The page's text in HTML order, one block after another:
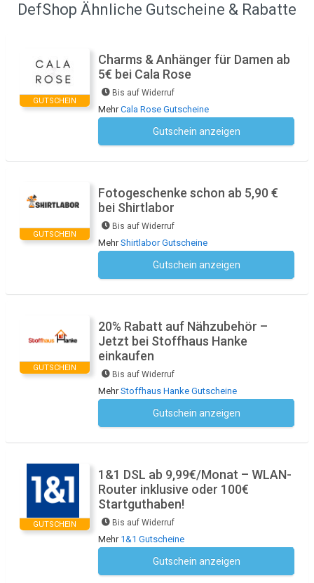
DefShop Ähnliche Gutscheine & Rabatte
GUTSCHEIN
Charms & Anhänger für Damen ab
5€ bei Cala Rose
Bis auf Widerruf
MehrCala Rose Gutscheine
Gutschein anzeigen
GUTSCHEIN
Fotogeschenke schon ab 5,90 €
bei Shirtlabor
Bis auf Widerruf
MehrShirtlabor Gutscheine
Gutschein anzeigen
GUTSCHEIN
20% Rabatt auf Nähzubehör –
Jetzt bei Stoffhaus Hanke
einkaufen
Bis auf Widerruf
MehrStoffhaus Hanke Gutscheine
Gutschein anzeigen
GUTSCHEIN
1&1 DSL ab 9,99€/Monat – WLAN-
Router inklusive oder 100€
Startguthaben!
Bis auf Widerruf
Mehr 1&1 Gutscheine
Gutschein anzeigen